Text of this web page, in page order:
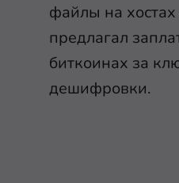
файлы на
предлагал
биткоинах за
дешифровки.